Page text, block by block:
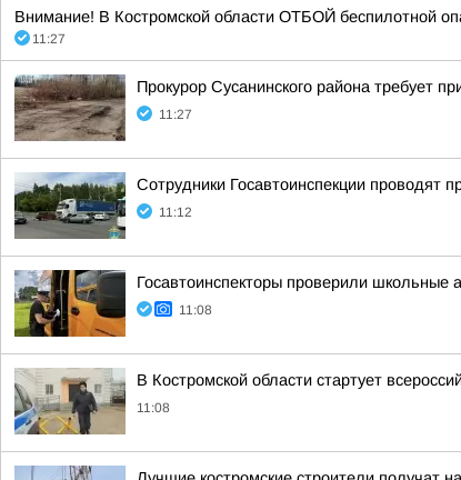
Внимание! В Костромской области ОТБОЙ беспилотной
11:27
Прокурор Сусанинского района требует
11:27
Сотрудники Госавтоинспекции проводят
11:12
Госавтоинспекторы проверили
11:08
В Костромской области стартует
11:08